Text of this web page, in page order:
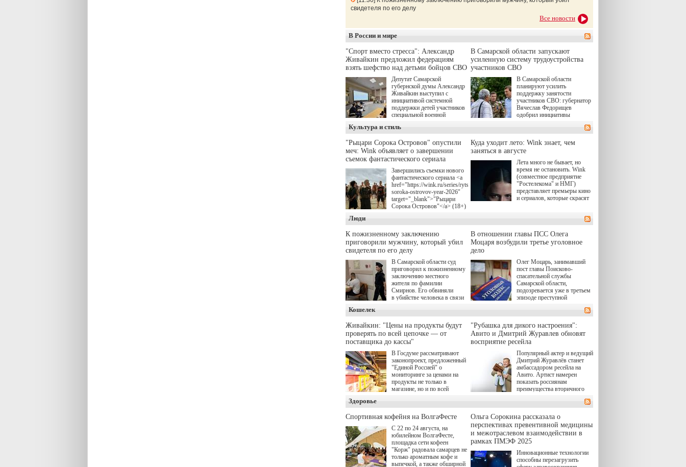
свидетеля по его делу
Все новости
В России и мире
"Спорт вместо стресса": Александр
Живайкин предложил федерациям
взять шефство над детьми бойцов СВО
Депутат Самарской
губернской думы Александр
Живайкин выступил с
инициативой системной
поддержки детей участников
специальной военной
секции. Он озвучил ее на
"Помощь фронту и семьям
участников СВО", которая
прошла в Отрадном 7
В Самарской области запускают
усиленную систему трудоустройства
участников СВО
В Самарской области
планируют усилить
поддержку занятости
участников СВО: губернатор
Вячеслав Федорищев
одобрил инициативы
направленные на
трудоустройство и более
мирной жизни.
Культура и стиль
"Рыцари Сорока Островов" опустили
меч: Wink объявляет о завершении
съемок фантастического сериала
Завершились съемки нового
фантастического сериала <a
href="https://wink.ru/series/rytsari-
soroka-ostrovov-year-2026"
target="_blank">"Рыцари
Сорока Островов"</a> (18+)
мотивам одноименного
романа Сергея Лукьяненко.
Главные роли в проекте
исполнили Артем Кошман,
Полина Гухман, Вероника
Устимова, Олег Савостюк,
Святослав Рогожан, Кузьма
Котрелёв, Никита
Кологривый, Елисей
Чучилин, Александра
Дмитрий Куличков и Юлия
Волкова в роли родителей.
Режиссер-постановщик
проекта — Егор Чичканов
(сериалы "Комбинация", "И
снова здравствуйте!").
Куда уходит лето: Wink знает, чем
заняться в августе
Лета много не бывает, но
время не остановить. Wink
(совместное предприятие
"Ростелекома" и НМГ)
представляет премьеры кино
и сериалов, которые скрасят
href="https://wink.ru/series/kholod-
year-2026"
target="_blank">"Холод"</a>
(18+) останется только на
четвергам продолжат
выходить новые эпизоды
сериала, в котором
беспощадным возмездием в
духе графа Монте-Кристо
занимается наша
Люди
К пожизненному заключению
приговорили мужчину, который убил
свидетеля по его делу
В Самарской области суд
приговорил к пожизненному
заключению местного
жителя по фамилии
Смирнов. Его обвиняли
в убийстве человека в связи
В отношении главы ПСС Олега
Моцаря возбудили третье уголовное
дело
Олег Моцарь, занимавший
пост главы Поисково-
спасательной службы
Самарской области,
подозревается уже в третьем
эпизоде преступной
а сам он находится в СИЗО.
Кошелек
Живайкин: "Цены на продукты будут
проверять по всей цепочке — от
поставщика до кассы"
В Госдуме рассматривают
законопроект, предложенный
"Единой Россией" о
мониторинге за ценами на
продукты не только в
магазине, но и по всей
понятно, где именно цена
"поехала" вверх и кто её
разогнал.
"Рубашка для дикого настроения":
Авито и Дмитрий Журавлев обновят
восприятие ресейла
Популярный актер и ведущий
Дмитрий Журавлёв станет
амбассадором ресейла на
Авито. Артист намерен
показать россиянам
преимущества вторичного
товаров с историей нормой
человека.
Здоровье
Спортивная кофейня на ВолгаФесте
С 22 по 24 августа, на
юбилейном ВолгаФесте,
площадка сети кофеен
"Корж" радовала самарцев не
только ароматным кофе и
выпечкой, а также обширной
Ольга Сорокина рассказала о
перспективах превентивной медицины
и межотраслевом взаимодействии в
рамках ПМЭФ 2025
Инновационные технологии
способны перезагрузить